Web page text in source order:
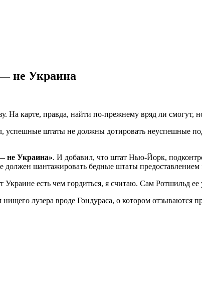
не Украина
карте, правда, найти по-прежнему вряд ли смогут,
успешные штаты не должны дотировать неуспешные
Украина». И добавил, что штат Нью-Йорк,
шантажировать бедные штаты
есть чем гордиться, я считаю. Сам Ротшильд
лузера вроде Гондураса, о котором отзываются